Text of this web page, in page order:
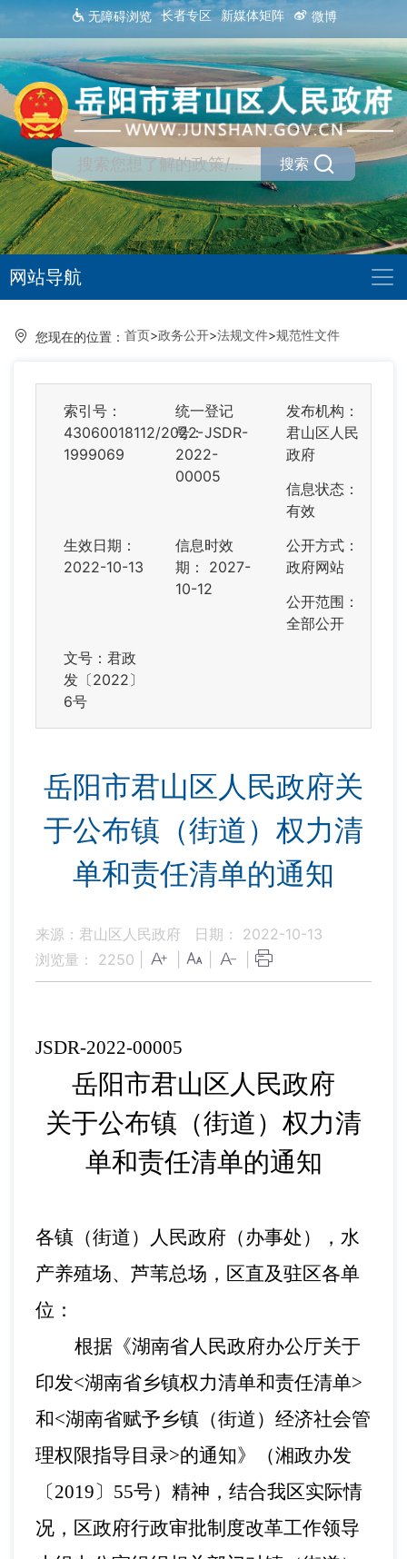
无障碍浏览 长者专区 新媒体矩阵 微博
搜索
网站导航
您现在的位置： 首页>政务公开>法规文件>规范性文件
索引号：
43060018112/2022-
1999069
统一登记
号：JSDR-
2022-
00005
发布机构：
君山区人民
政府
信息状态：
有效
生效日期：
2022-10-13
信息时效
期：
2027-
10-12
公开方式：
政府网站
公开范围：
全部公开
文号：君政
发〔2022〕
6号
岳阳市君山区人民政府关
于公布镇（街道）权力清
单和责任清单的通知
来源：君山区人民政府
日期： 2022-10-13
浏览量： 2250
JSDR-2022-00005
岳阳市君山区人民政府
关于公布镇（街道）权力清
单和责任清单的通知
各镇（街道）人民政府（办事处），水
产养殖场、芦苇总场，区直及驻区各单
位：
根据《湖南省人民政府办公厅关于
印发<湖南省乡镇权力清单和责任清单>
和<湖南省赋予乡镇（街道）经济社会管
理权限指导目录>的通知》（湘政办发
〔2019〕55号）精神，结合我区实际情
况，区政府行政审批制度改革工作领导